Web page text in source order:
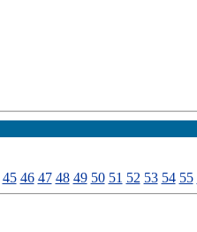
45 46 47 48 49 50 51 52 53 54 55